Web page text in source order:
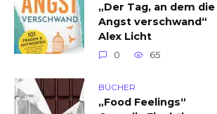
„Der Tag, an dem die
Angst verschwand“
Alex Licht
0 65
BÜCHER
„Food Feelings“